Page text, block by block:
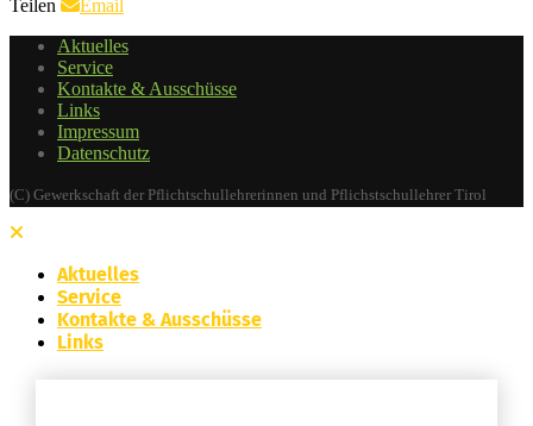
Teilen
Email
Aktuelles
Service
Kontakte & Ausschüsse
Links
Impressum
Datenschutz
(C) Gewerkschaft der Pflichtschullehrerinnen und Pflichstschullehrer Tirol
Aktuelles
Service
Kontakte & Ausschüsse
Links